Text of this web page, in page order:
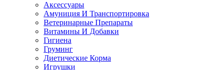
Аксессуары
Амуниция И Транспортировка
Ветеринарные Препараты
Витамины И Добавки
Гигиена
Груминг
Диетические Корма
Игрушки